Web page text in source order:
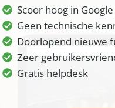
Scoor hoog in Google
Geen technische
Doorlopend nieuwe
Zeer
Gratis helpdesk